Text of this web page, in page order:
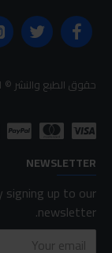
حقوق الطبع والنشر © 2021 جميع الحقوق محفوظة sabrystores.com. من تصميم-
NEWSLETTER
up to our
newsletter.